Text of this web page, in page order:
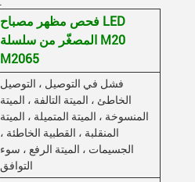
فحص مظهر مصباح LED
المصغّر من سلسلة M20
M2065
فشل في التوصيل ، التوصيل
الخاطئ ، الميتة التالفة ، الميتة
المنسوخة ، الميتة المتميلة ، الميتة
المنقلبة ، القطبية الخاطئة ،
الجسيمات ، الميتة الرفع ، سوء
التوافق